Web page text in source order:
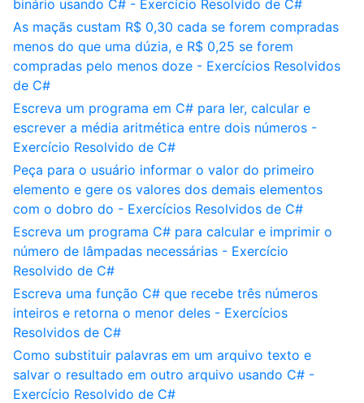
binário usando C# - Exercício Resolvido de C#
As maçãs custam R$ 0,30 cada se forem compradas
menos do que uma dúzia, e R$ 0,25 se forem
compradas pelo menos doze - Exercícios Resolvidos
de C#
Escreva um programa em C# para ler, calcular e
escrever a média aritmética entre dois números -
Exercício Resolvido de C#
Peça para o usuário informar o valor do primeiro
elemento e gere os valores dos demais elementos
com o dobro do - Exercícios Resolvidos de C#
Escreva um programa C# para calcular e imprimir o
número de lâmpadas necessárias - Exercício
Resolvido de C#
Escreva uma função C# que recebe três números
inteiros e retorna o menor deles - Exercícios
Resolvidos de C#
Como substituir palavras em um arquivo texto e
salvar o resultado em outro arquivo usando C# -
Exercício Resolvido de C#